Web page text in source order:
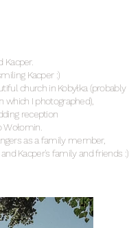
Kacper.
Kacper :)
church in Kobyłka (probably
I photographed),
reception
as a family member,
Kacper's family and friends :)